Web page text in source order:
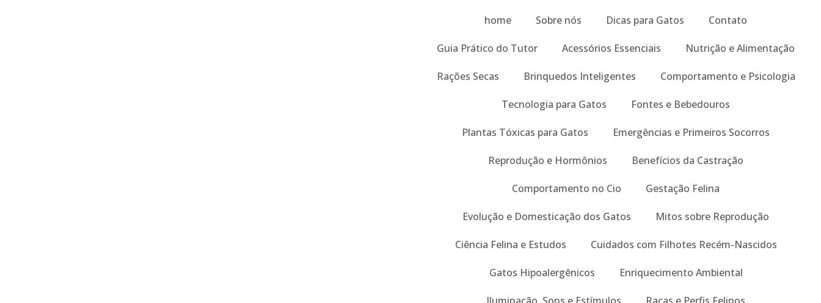
home Sobre nós Dicas para Gatos Contato
Guia Prático do Tutor Acessórios Essenciais Nutrição e Alimentação
Rações Secas Brinquedos Inteligentes Comportamento e Psicologia
Tecnologia para Gatos Fontes e Bebedouros
Plantas Tóxicas para Gatos Emergências e Primeiros Socorros
Reprodução e Hormônios Benefícios da Castração
Comportamento no Cio Gestação Felina
Evolução e Domesticação dos Gatos Mitos sobre Reprodução
Ciência Felina e Estudos Cuidados com Filhotes Recém-Nascidos
Gatos Hipoalergênicos Enriquecimento Ambiental